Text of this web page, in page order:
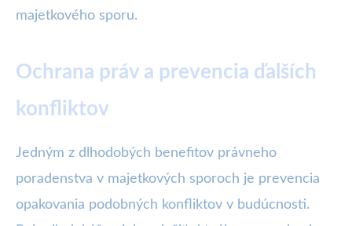
majetkového sporu.
Ochrana práv a prevencia ďalších
konfliktov
Jedným z dlhodobých benefitov právneho
poradenstva v majetkových sporoch je prevencia
opakovania podobných konfliktov v budúcnosti.